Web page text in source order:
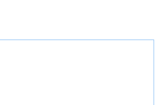
equipe, mas não